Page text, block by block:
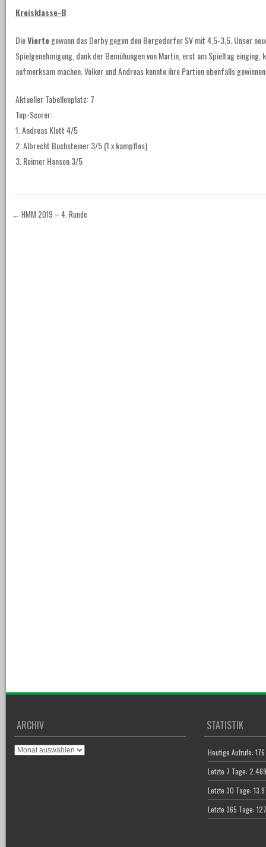
Kreisklasse-B
DieViertegewann das Derby gegen den Bergedorfer SV mit 4,5-3,5. Unser
Spielgenehmigung, dank der Bemühungen von Martin, erst am Spieltag
aufmerksam machen. Volker und Andreas konnte ihre Partien ebenfalls
Aktueller Tabellenplatz: 7
Top-Scorer:
1. Andreas Klett 4/5
2. Albrecht Buchsteiner 3/5 (1 x kampflos)
3. Reimer Hansen 3/5
← HMM 2019 – 4. Runde
ARCHIV
Archiv
STATISTIK
Heutige Aufrufe:176
Letzte 7 Tage:
Letzte 30 Tage:
Letzte 365 Tage: